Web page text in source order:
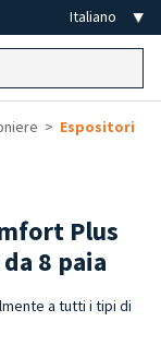
Espositori
Plus
8 paia
a tutti i tipi di